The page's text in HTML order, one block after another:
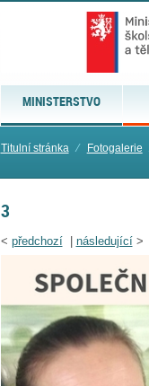
MINISTERSTVO
Titulní stránka ⁄ Fotogalerie
3
< předchozí| následující>